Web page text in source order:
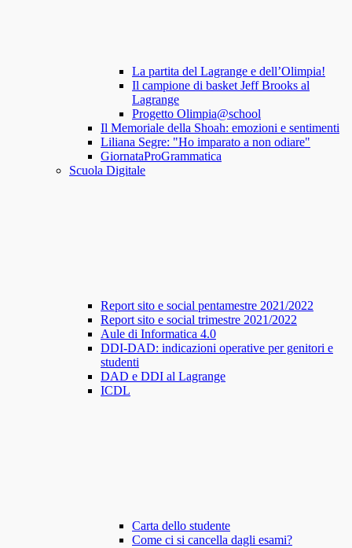
La partita del Lagrange e dell’Olimpia!
Il campione di basket Jeff Brooks al
Lagrange
Progetto Olimpia@school
Il Memoriale della Shoah: emozioni e sentimenti
Liliana Segre: "Ho imparato a non odiare"
GiornataProGrammatica
Scuola Digitale
Report sito e social pentamestre 2021/2022
Report sito e social trimestre 2021/2022
Aule di Informatica 4.0
DDI-DAD: indicazioni operative per genitori e
studenti
DAD e DDI al Lagrange
ICDL
Carta dello studente
Come ci si cancella dagli esami?